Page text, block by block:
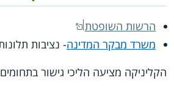
הרשות השופטת
משרד מבקר המדינה- נציבות
הקליניקה מציעה הליכי גישור